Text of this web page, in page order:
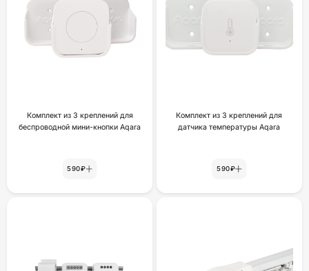
Комплект из 3 креплений для
беспроводной мини-кнопки Aqara
590₽
Комплект из 3 креплений для
датчика температуры Aqara
590₽